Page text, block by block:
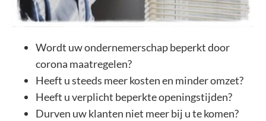
Wordt uw ondernemerschap beperkt door
corona maatregelen?
Heeft u steeds meer kosten en minder omzet?
Heeft u verplicht beperkte openingstijden?
Durven uw klanten niet meer bij u te komen?